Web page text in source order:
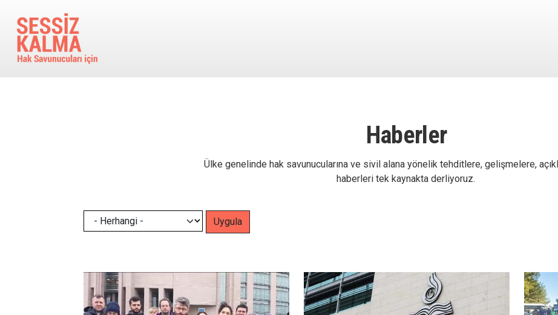
Haberler
Ülke genelinde hak savunucularına ve sivil alana yönelik tehditlere, gelişmelere,
haberleri tek kaynakta derliyoruz.